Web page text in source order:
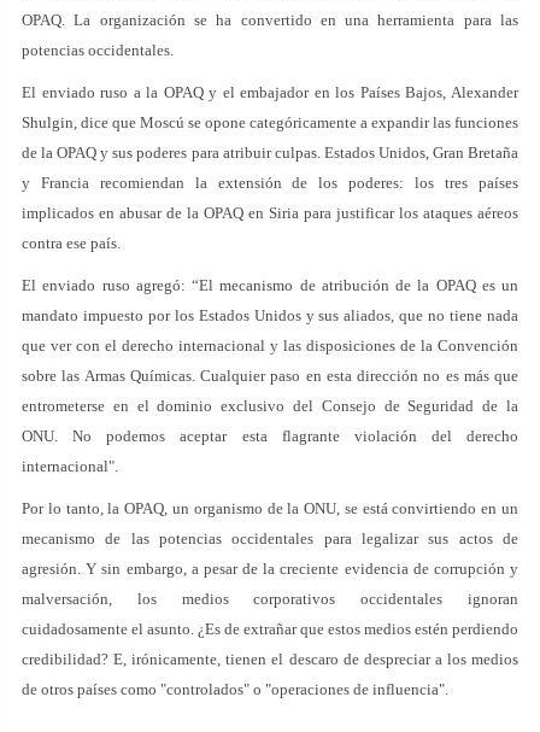
OPAQ. La organización se ha convertido en una herramienta para las
potencias occidentales.
El enviado ruso a la OPAQ y el embajador en los Países Bajos, Alexander
Shulgin, dice que Moscú se opone categóricamente a expandir las funciones
de la OPAQ y sus poderes para atribuir culpas. Estados Unidos, Gran Bretaña
y Francia recomiendan la extensión de los poderes: los tres países
implicados en abusar de la OPAQ en Siria para justificar los ataques aéreos
contra ese país.
El enviado ruso agregó: “El mecanismo de atribución de la OPAQ es un
mandato impuesto por los Estados Unidos y sus aliados, que no tiene nada
que ver con el derecho internacional y las disposiciones de la Convención
sobre las Armas Químicas. Cualquier paso en esta dirección no es más que
entrometerse en el dominio exclusivo del Consejo de Seguridad de la
ONU. No podemos aceptar esta flagrante violación del derecho
internacional".
Por lo tanto, la OPAQ, un organismo de la ONU, se está convirtiendo en un
mecanismo de las potencias occidentales para legalizar sus actos de
agresión. Y sin embargo, a pesar de la creciente evidencia de corrupción y
malversación, los medios corporativos occidentales ignoran
cuidadosamente el asunto. ¿Es de extrañar que estos medios estén perdiendo
credibilidad? E, irónicamente, tienen el descaro de despreciar a los medios
de otros países como "controlados" o "operaciones de influencia".